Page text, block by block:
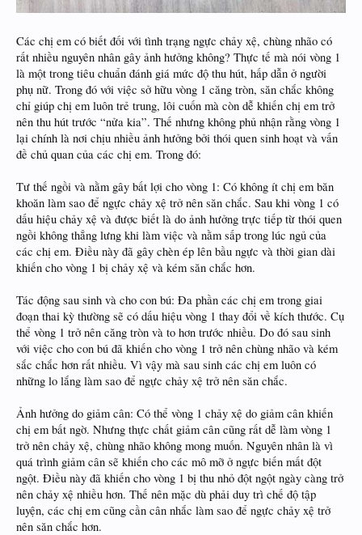
Các chị em có biết đối với tình trạng ngực chảy xệ, chùng nhão có
rất nhiều nguyên nhân gây ảnh hưởng không? Thực tế mà nói vòng 1
là một trong tiêu chuẩn đánh giá mức độ thu hút, hấp dẫn ở người
phụ nữ. Trong đó với việc sở hữu vòng 1 căng tròn, săn chắc không
chỉ giúp chị em luôn trẻ trung, lôi cuốn mà còn dễ khiến chị em trở
nên thu hút trước “nửa kia”. Thế nhưng không phủ nhận rằng vòng 1
lại chính là nơi chịu nhiều ảnh hưởng bởi thói quen sinh hoạt và vấn
đề chủ quan của các chị em. Trong đó:
Tư thế ngồi và nằm gây bất lợi cho vòng 1: Có không ít chị em băn
khoăn làm sao để ngực chảy xệ trở nên săn chắc. Sau khi vòng 1 có
dấu hiệu chảy xệ và được biết là do ảnh hưởng trực tiếp từ thói quen
ngồi không thẳng lưng khi làm việc và nằm sấp trong lúc ngủ của
các chị em. Điều này đã gây chèn ép lên bầu ngực và thời gian dài
khiến cho vòng 1 bị chảy xệ và kém săn chắc hơn.
Tác động sau sinh và cho con bú: Đa phần các chị em trong giai
đoạn thai kỳ thường sẽ có dấu hiệu vòng 1 thay đổi về kích thước. Cụ
thể vòng 1 trở nên căng tròn và to hơn trước nhiều. Do đó sau sinh
với việc cho con bú đã khiến cho vòng 1 trở nên chùng nhão và kém
sắc chắc hơn rất nhiều. Vì vậy mà sau sinh các chị em luôn có
những lo lắng làm sao để ngực chảy xệ trở nên săn chắc.
Ảnh hưởng do giảm cân: Có thể vòng 1 chảy xệ do giảm cân khiến
chị em bất ngờ. Nhưng thực chất giảm cân cũng rất dễ làm vòng 1
trở nên chảy xệ, chùng nhão không mong muốn. Nguyên nhân là vì
quá trình giảm cân sẽ khiến cho các mô mỡ ở ngực biến mất đột
ngột. Điều này đã khiến cho vòng 1 bị thu nhỏ đột ngột ngày càng trở
nên chảy xệ nhiều hơn. Thế nên mặc dù phải duy trì chế độ tập
luyện, các chị em cũng cần cân nhắc làm sao để ngực chảy xệ trở
nên săn chắc hơn.